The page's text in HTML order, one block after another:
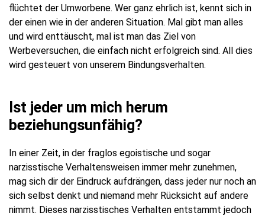
flüchtet der Umworbene. Wer ganz ehrlich ist, kennt sich in
der einen wie in der anderen Situation. Mal gibt man alles
und wird enttäuscht, mal ist man das Ziel von
Werbeversuchen, die einfach nicht erfolgreich sind. All dies
wird gesteuert von unserem Bindungsverhalten.
Ist jeder um mich herum
beziehungsunfähig?
In einer Zeit, in der fraglos egoistische und sogar
narzisstische Verhaltensweisen immer mehr zunehmen,
mag sich dir der Eindruck aufdrängen, dass jeder nur noch an
sich selbst denkt und niemand mehr Rücksicht auf andere
nimmt. Dieses narzisstisches Verhalten entstammt jedoch